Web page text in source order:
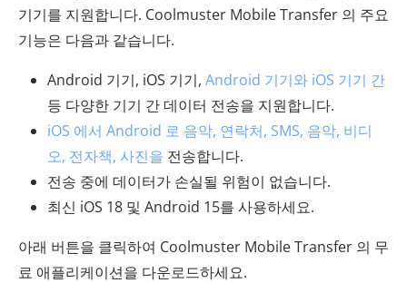
기기를 지원합니다. Coolmuster Mobile Transfer 의 주요
기능은 다음과 같습니다.
Android 기기, iOS 기기, Android 기기와 iOS 기기 간
등 다양한 기기 간 데이터 전송을 지원합니다.
iOS 에서 Android 로 음악, 연락처, SMS, 음악, 비디
오, 전자책, 사진을 전송합니다.
전송 중에 데이터가 손실될 위험이 없습니다.
최신 iOS 18 및 Android 15를 사용하세요.
아래 버튼을 클릭하여 Coolmuster Mobile Transfer 의 무
료 애플리케이션을 다운로드하세요.